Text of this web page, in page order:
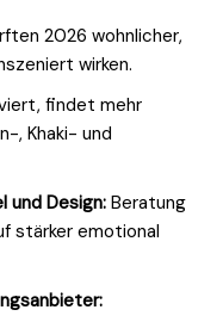
2026 wohnlicher,
wirken.
findet mehr
, Khaki- und
und Design: Beratung
stärker emotional